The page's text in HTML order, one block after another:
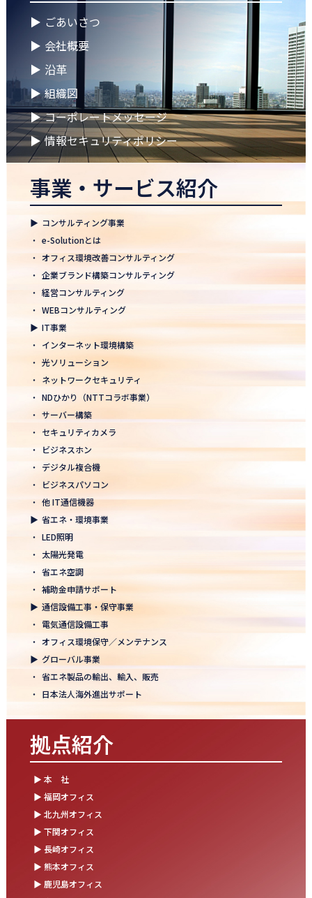
2026.04.25
徳島オフィス 事務所移転のお知らせ
2026.04.02
🌸2026年度 入社式🌸
2026.03.09
健康経営優良法人2026に認定 ― 日本電通グループの健康経営への
取り組み
2026.02.09
「すべての日本企業を世界へ」─ 日本電通株式会社、登録支援機
2026.01.26
知覧幹部研修に行って参りました
2026年 新年のご挨拶
2025.12.26
一年の感謝を込めて、大掃除を行いました！ ～年末のご挨拶～
2025.12.12
年末年始休業のお知らせ
2025年度上期「NTT-WEST 1000×CLUB」認定式にて表彰
2025.11.06
「心を高め、経営を伸ばす」NDグループが「稲盛フィロソフィー
世界大会」に参画
モノづくりフェア2025にて講演登壇！LED照明の未来を語る
2025.10.17
結束を深めた2日間！創立50年目の方針発表会を開催！
2025.10.07
【日本電通グループ内定式開催】2026年度卒 新卒10期生が本社に
集まりました！
2025.09.11
松山オフィスお引っ越し！快適空間にアップグレード✨
湯布院保養所をリノベーションし、9月オープン！～社員とご家族
の「心と体のリフレッシュ拠点」に～
松山オフィス 事務所移転のお知らせ
2025.08.05
業務効率が劇的に進化！商品ビリンググループにRPAを導入しまし
▶ ごあいさつ
▶ 会社概要
▶ 沿革
▶ 組織図
▶ コーポレートメッセージ
▶ 情報セキュリティポリシー
事業・サービス紹介
▶ コンサルティング事業
・ e-Solutionとは
・ オフィス環境改善コンサルティング
・ 企業ブランド構築コンサルティング
・ 経営コンサルティング
・ WEBコンサルティング
▶ IT事業
・ インターネット環境構築
・ 光ソリューション
・ ネットワークセキュリティ
・ NDひかり（NTTコラボ事業）
・ サーバー構築
・ セキュリティカメラ
・
ビジネスホン
・ デジタル複合機
・
ビジネスパソコン
・ 他 IT通信機器
▶ 省エネ・環境事業
・ LED照明
・ 太陽光発電
・ 省エネ空調
・ 補助金申請サポート
▶ 通信設備工事・保守事業
・ 電気通信設備工事
・ オフィス環境保守／メンテナンス
▶ グローバル事業
・ 省エネ製品の輸出、輸入、販売
・ 日本法人海外進出サポート
拠点紹介
▶ 本 社
▶ 福岡オフィス
▶ 北九州オフィス
▶ 下関オフィス
▶ 長崎オフィス
▶ 熊本オフィス
▶ 鹿児島オフィス